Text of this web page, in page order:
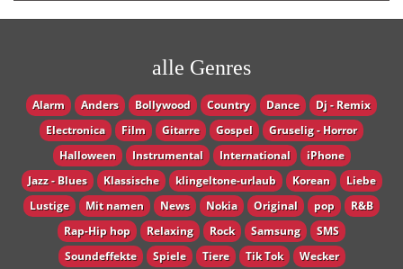
alle Genres
Alarm Anders Bollywood Country Dance
Dj - Remix
Electronica
Film Gitarre Gospel
Gruselig - Horror
Halloween
Instrumental International
iPhone
Jazz - Blues
Klassische klingeltone-urlaub Korean
Liebe
Lustige
Mit namen News Nokia Original pop
R&B
Rap-Hip hop
Relaxing Rock Samsung
SMS
Soundeffekte
Spiele Tiere Tik Tok Wecker